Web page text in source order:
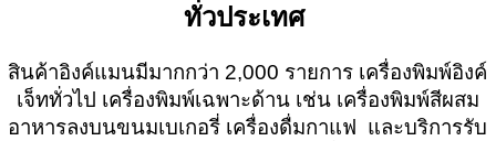
ทั่วประเทศ
สินค้าอิงค์แมนมีมากกว่า 2,000 รายการ เครื่องพิมพ์อิงค์
เจ็ททั่วไป เครื่องพิมพ์เฉพาะด้าน เช่น เครื่องพิมพ์สีผสม
อาหารลงบนขนมเบเกอรี่ เครื่องดื่มกาแฟ และบริการรับ